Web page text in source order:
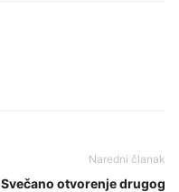
Naredni članak
Svečano otvorenje drugog